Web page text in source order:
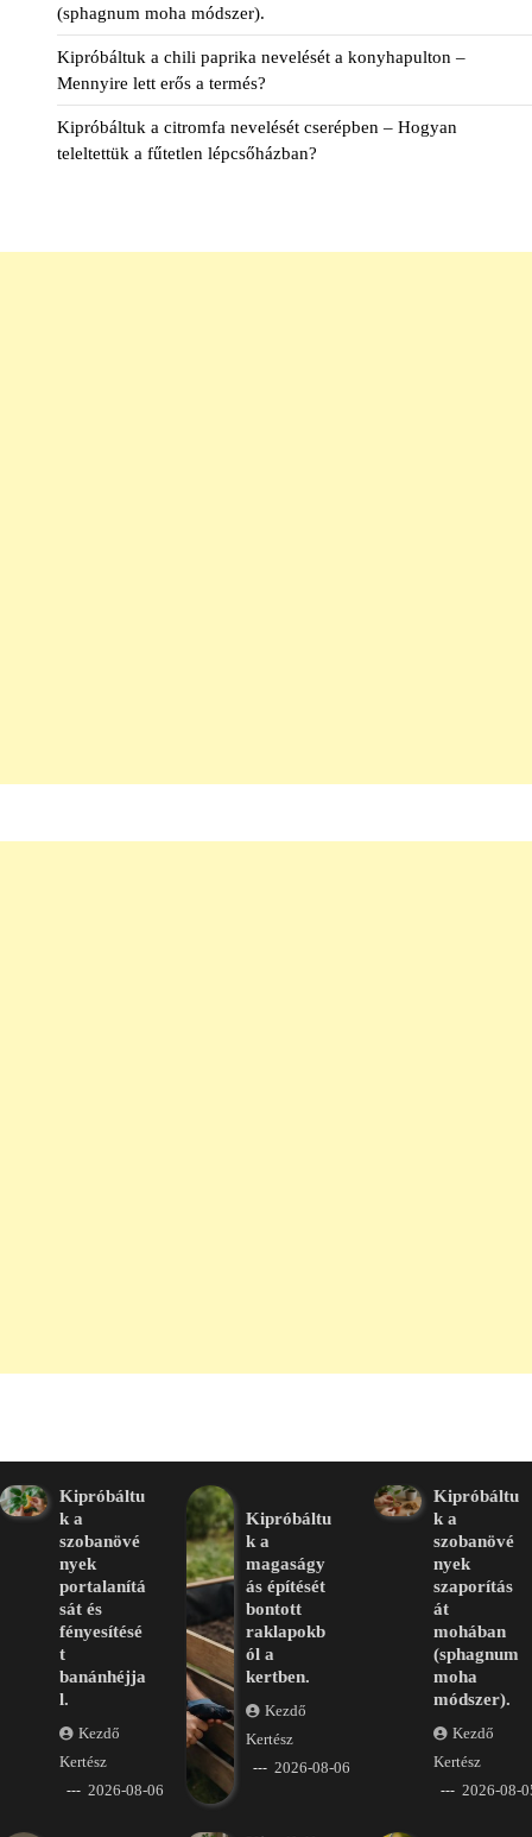
(sphagnum moha módszer).
Kipróbáltuk a chili paprika nevelését a konyhapulton –
Mennyire lett erős a termés?
Kipróbáltuk a citromfa nevelését cserépben – Hogyan
teleltettük a fűtetlen lépcsőházban?
Kipróbáltu
k a
szobanövé
nyek
portalanítá
sát és
fényesítésé
t
banánhéjja
l.
Kezdő
Kertész
2026-08-06
Kipróbáltu
k a
magaságy
ás építését
bontott
raklapokb
ól a
kertben.
Kezdő
Kertész
2026-08-06
Kipróbáltu
k a
szobanövé
nyek
szaporítás
át
mohában
(sphagnum
moha
módszer).
Kezdő
Kertész
2026-08-